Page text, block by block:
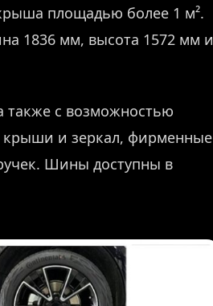
площадью более 1 м².
1836 мм, высота 1572 мм и
также с возможностью
крыши и зеркал, фирменные
Шины доступны в